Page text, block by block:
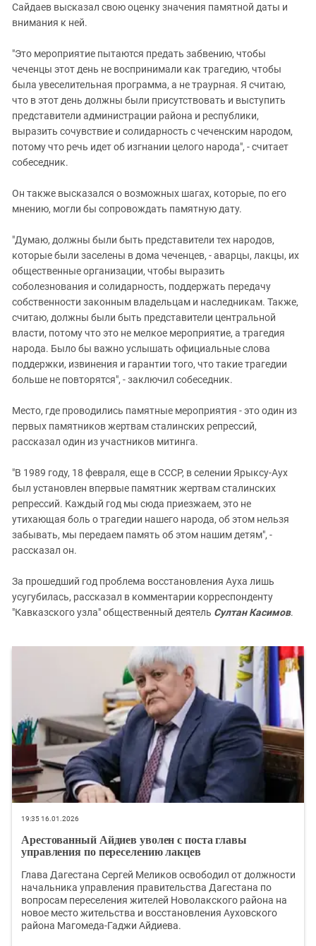
Сайдаев высказал свою оценку значения памятной даты и
внимания к ней.
"Это мероприятие пытаются предать забвению, чтобы
чеченцы этот день не воспринимали как трагедию, чтобы
была увеселительная программа, а не траурная. Я считаю,
что в этот день должны были присутствовать и выступить
представители администрации района и республики,
выразить сочувствие и солидарность с чеченским народом,
потому что речь идет об изгнании целого народа", - считает
собеседник.
Он также высказался о возможных шагах, которые, по его
мнению, могли бы сопровождать памятную дату.
"Думаю, должны были быть представители тех народов,
которые были заселены в дома чеченцев, - аварцы, лакцы, их
общественные организации, чтобы выразить
соболезнования и солидарность, поддержать передачу
собственности законным владельцам и наследникам. Также,
считаю, должны были быть представители центральной
власти, потому что это не мелкое мероприятие, а трагедия
народа. Было бы важно услышать официальные слова
поддержки, извинения и гарантии того, что такие трагедии
больше не повторятся", - заключил собеседник.
Место, где проводились памятные мероприятия - это один из
первых памятников жертвам сталинских репрессий,
рассказал один из участников митинга.
"В 1989 году, 18 февраля, еще в СССР, в селении Ярыксу-Аух
был установлен впервые памятник жертвам сталинских
репрессий. Каждый год мы сюда приезжаем, это не
утихающая боль о трагедии нашего народа, об этом нельзя
забывать, мы передаем память об этом нашим детям", -
рассказал он.
За прошедший год проблема восстановления Ауха лишь
усугубилась, рассказал в комментарии корреспонденту
"Кавказского узла" общественный деятель Султан Касимов.
19:35 16.01.2026
Арестованный Айдиев уволен с поста главы
управления по переселению лакцев
Глава Дагестана Сергей Меликов освободил от должности
начальника управления правительства Дагестана по
вопросам переселения жителей Новолакского района на
новое место жительства и восстановления Ауховского
района Магомеда-Гаджи Айдиева.